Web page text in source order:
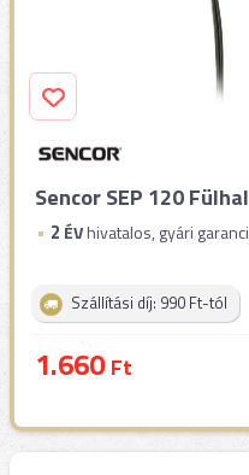
Sencor SEP 120
2 ÉVhivatalos, gyári
Szállítási díj: 990 Ft-tól
1.660Ft